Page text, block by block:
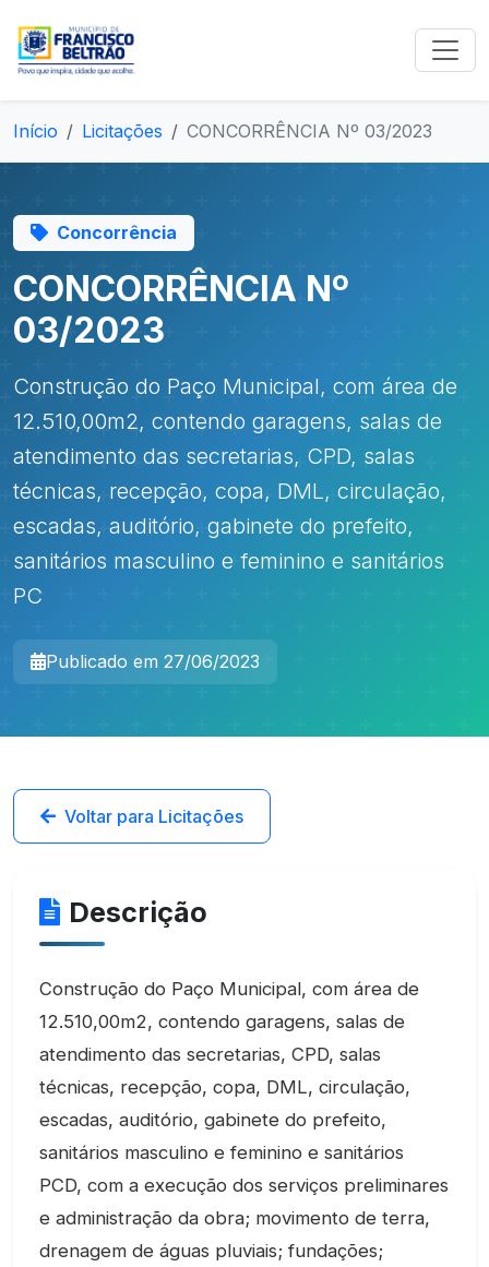
Início Licitações CONCORRÊNCIA Nº 03/2023
Concorrência
CONCORRÊNCIA Nº
03/2023
Construção do Paço Municipal, com área de
12.510,00m2, contendo garagens, salas de
atendimento das secretarias, CPD, salas
técnicas, recepção, copa, DML, circulação,
escadas, auditório, gabinete do prefeito,
sanitários masculino e feminino e sanitários
PC
Publicado em 27/06/2023
Voltar para Licitações
Descrição
Construção do Paço Municipal, com área de
12.510,00m2, contendo garagens, salas de
atendimento das secretarias, CPD, salas
técnicas, recepção, copa, DML, circulação,
escadas, auditório, gabinete do prefeito,
sanitários masculino e feminino e sanitários
PCD, com a execução dos serviços preliminares
e administração da obra; movimento de terra,
drenagem de águas pluviais; fundações;